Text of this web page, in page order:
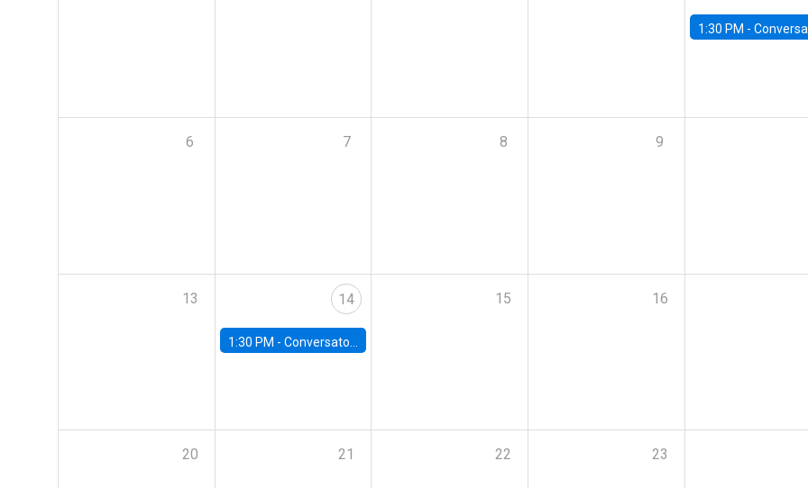
1:30 PM - Conversatorio: “Escenario Macro y
6 7 8 9
13 14
1:30 PM - Conversatorio | Pobreza y entorno urbano: Perspectivas y propuestas desde la UC
15 16
20 21 22 23